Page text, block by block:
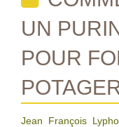
UN
POUR
Jean François